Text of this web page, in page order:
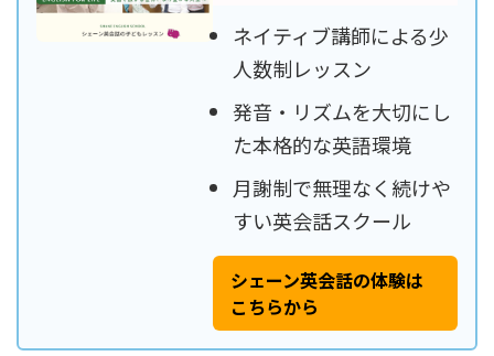
ネイティブ講師による少
人数制レッスン
発音・リズムを大切にし
た本格的な英語環境
月謝制で無理なく続けや
すい英会話スクール
シェーン英会話の体験は
こちらから